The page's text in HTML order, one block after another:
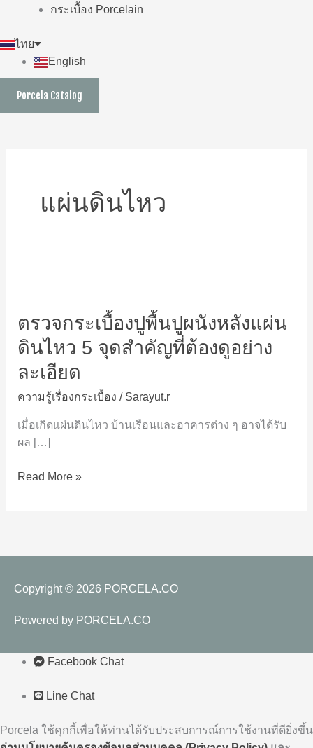
กระเบื้อง Porcelain
ไทย
English
Porcela Catalog
แผ่นดินไหว
ตรวจกระเบื้องปูพื้นปูผนังหลังแผ่น
ดินไหว 5 จุดสำคัญที่ต้องดูอย่าง
ละเอียด
ความรู้เรื่องกระเบื้อง / Sarayut.r
เมื่อเกิดแผ่นดินไหว บ้านเรือนและอาคารต่าง ๆ อาจได้รับ
ผล […]
ปู
พื้น
ปู
ผนัง
ดิน
ไหว
จุด
ละเอียด
Read More »
Copyright © 2026 PORCELA.CO
Powered by PORCELA.CO
Facebook Chat
Line Chat
Porcela ใช้คุกกี้เพื่อให้ท่านได้รับประสบการณ์การใช้งานที่ดียิ่งขึ้น